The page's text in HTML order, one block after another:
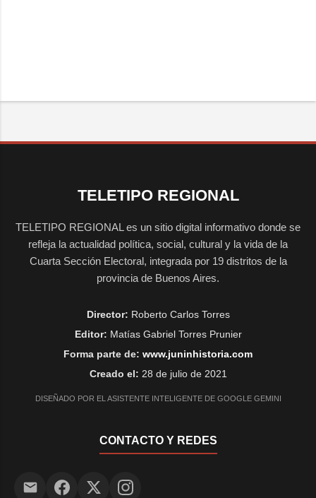
TELETIPO REGIONAL
TELETIPO REGIONAL es un sitio digital informativo donde se
refleja la actualidad política, social, cultural y la vida de la
Cuarta Sección Electoral, integrada por 19 distritos de la
provincia de Buenos Aires.
Director: Roberto Carlos Torres
Editor: Matías Gabriel Torres Prunier
Forma parte de: www.juninhistoria.com
Creado el: 28 de julio de 2021
DISEÑADO POR EL ASISTENTE INTELIGENTE DE GOOGLE GEMINI
CONTACTO Y REDES